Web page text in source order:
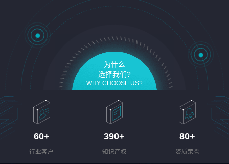
为什么
选择我们?
WHY CHOOSE US?
60+
行业客户
390+
知识产权
80+
资质荣誉